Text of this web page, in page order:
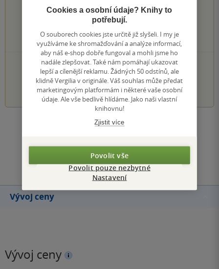
0×
4 hvězdičky
0×
3 hvězdičky
0×
2 hvězdičky
1 hvezdička
PŘIDEJTE SVÉ HODNOCENÍ KNIHY
1 2 3 4 5
Zobrazit všechna hodnocení
Přidat hodnocení
Vývoj ceny
Vývoj ceny
Cookies a osobní údaje? Knihy to
potřebují.
O souborech cookies jste určitě již slyšeli. I my je
využíváme ke shromažďování a analýze informací,
aby náš e-shop dobře fungoval a mohli jsme ho
nadále zlepšovat. Také nám pomáhají ukazovat
lepší a cílenější reklamu. Žádných 50 odstínů, ale
klidně Vergilia v originále. Váš souhlas může předat
marketingovým platformám i některé vaše osobní
údaje. Ale vše bedlivě hlídáme. Jako naši vlastní
knihovnu!
Zjistit více
Povolit vše
Povolit pouze nezbytné
Nastavení